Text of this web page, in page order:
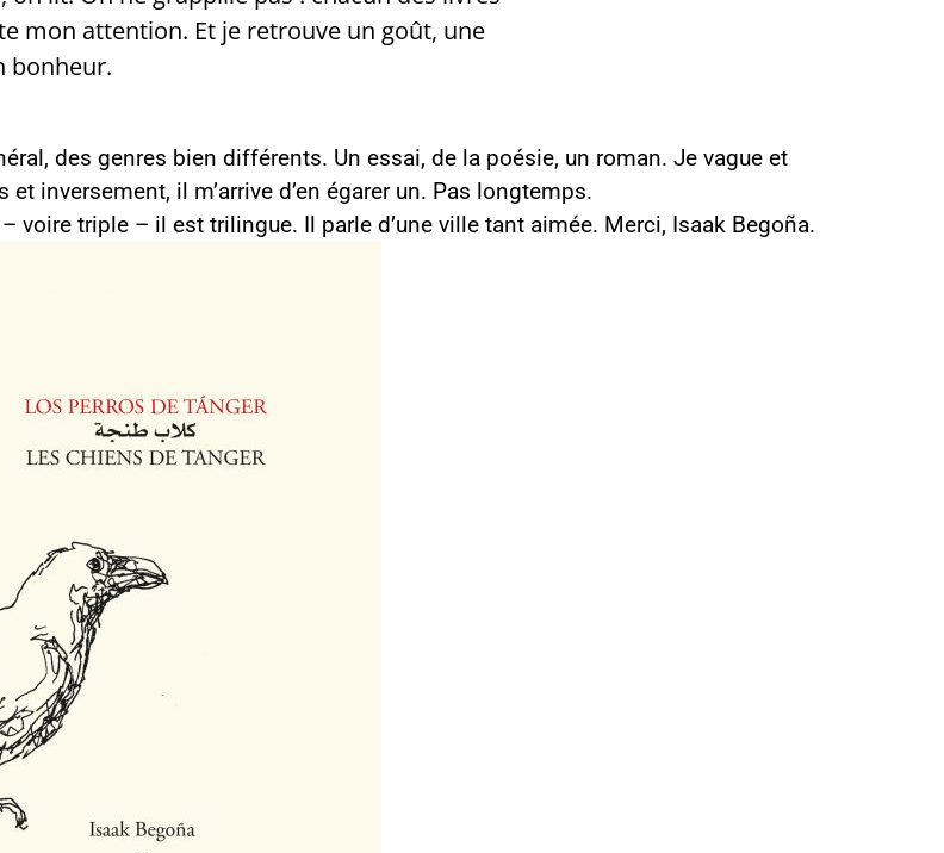
mon attention. Et je retrouve un goût, une
bonheur.
des genres bien différents. Un essai, de la poésie, un roman. Je vague et
inversement, il m’arrive d’en égarer un. Pas longtemps.
voire triple – il est trilingue. Il parle d’une ville tant aimée. Merci, Isaak Begoña.